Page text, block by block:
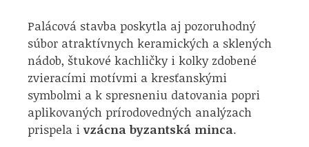
Palácová stavba poskytla aj pozoruhodný
súbor atraktívnych keramických a sklených
nádob, štukové kachličky i kolky zdobené
zvieracími motívmi a kresťanskými
symbolmi a k spresneniu datovania popri
aplikovaných prírodovedných analýzach
prispela i vzácna byzantská minca.